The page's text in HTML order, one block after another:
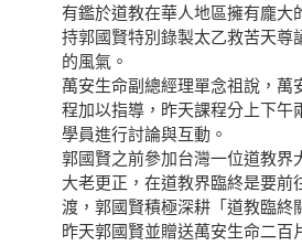
有鑑於道教在華人地區擁有龐大
持郭國賢特別錄製太乙救苦天尊
的風氣。
萬安生命副總經理單念祖說，
程加以指導，昨天課程分上下午
學員進行討論與互動。
郭國賢之前參加台灣一位道教界
大老更正，在道教界臨終是要
渡，郭國賢積極深耕「道教臨終
昨天郭國賢並贈送萬安生命二